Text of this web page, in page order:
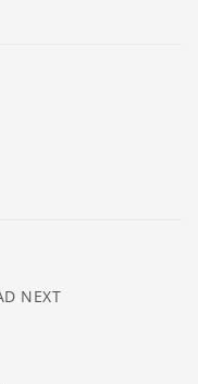
NEXT